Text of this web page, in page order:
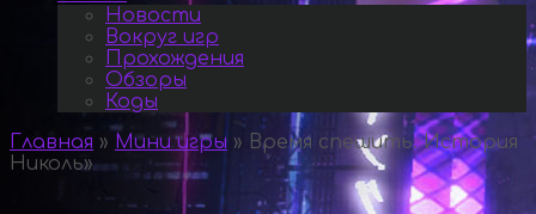
Новости
Вокруг игр
Прохождения
Обзоры
Коды
Главная » Мини игры » Время спешить. История
Николь»